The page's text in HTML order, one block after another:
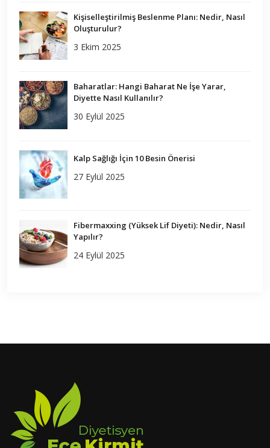
Kişiselleştirilmiş Beslenme Planı: Nedir, Nasıl
Oluşturulur?
3 Ekim 2025
Baharatlar: Hangi Baharat Ne İşe Yarar,
Diyette Nasıl Kullanılır?
30 Eylül 2025
Kalp Sağlığı İçin 10 Besin Önerisi
27 Eylül 2025
Fibermaxxing (Yüksek Lif Diyeti): Nedir, Nasıl
Yapılır?
24 Eylül 2025